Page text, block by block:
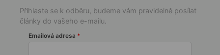
Přihlaste se k odběru, budeme vám pravidelně posílat
články do vašeho e-mailu.
Emailová adresa